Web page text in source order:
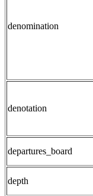
denomination
denotation
departures_board
depth